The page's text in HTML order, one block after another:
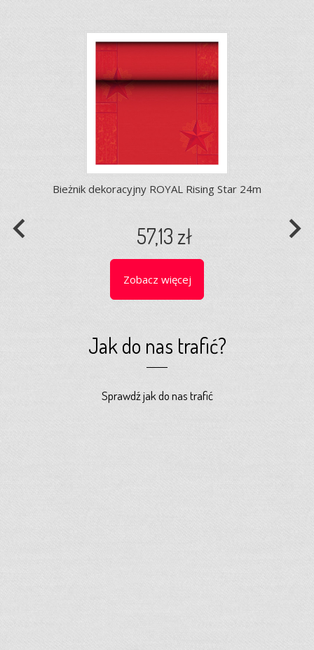
Bieżnik dekoracyjny ROYAL Rising Star 24m
57,13 zł
Zobacz więcej
navigate_before navigate_next
Jak do nas trafić?
Sprawdź jak do nas trafić